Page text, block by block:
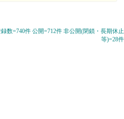
数=740件 公開=712件 非公開(閉鎖・長期休止
等)=28件